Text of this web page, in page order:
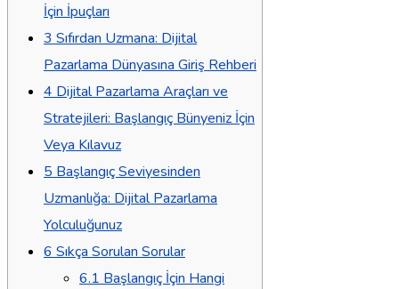
İçin İpuçları
3 Sıfırdan Uzmana: Dijital
Pazarlama Dünyasına Giriş Rehberi
4 Dijital Pazarlama Araçları ve
Stratejileri: Başlangıç Bünyeniz İçin
Veya Kılavuz
5 Başlangıç Seviyesinden
Uzmanlığa: Dijital Pazarlama
Yolculuğunuz
6 Sıkça Sorulan Sorular
6.1 Başlangıç İçin Hangi